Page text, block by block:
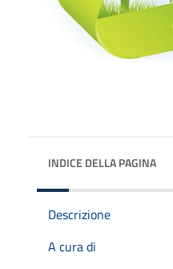
INDICE DELLA PAGINA
Descrizione
A cura di